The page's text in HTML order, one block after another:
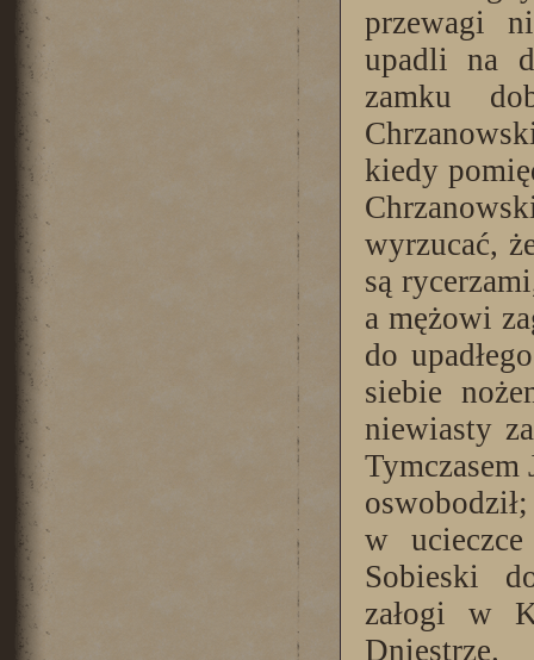
przewagi
upadli na
zamku
kiedy
wyrzucać,
są
a mężowi
do
siebie
niewiasty
w
Sobieski
załogi w
Dniestrze.